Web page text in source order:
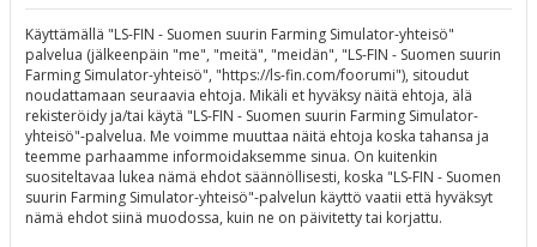
Käyttämällä "LS-FIN - Suomen suurin Farming Simulator-yhteisö"
palvelua (jälkeenpäin "me", "meitä", "meidän", "LS-FIN - Suomen suurin
Farming Simulator-yhteisö", "https://ls-fin.com/foorumi"), sitoudut
noudattamaan seuraavia ehtoja. Mikäli et hyväksy näitä ehtoja, älä
rekisteröidy ja/tai käytä "LS-FIN - Suomen suurin Farming Simulator-
yhteisö"-palvelua. Me voimme muuttaa näitä ehtoja koska tahansa ja
teemme parhaamme informoidaksemme sinua. On kuitenkin
suositeltavaa lukea nämä ehdot säännöllisesti, koska "LS-FIN - Suomen
suurin Farming Simulator-yhteisö"-palvelun käyttö vaatii että hyväksyt
nämä ehdot siinä muodossa, kuin ne on päivitetty tai korjattu.